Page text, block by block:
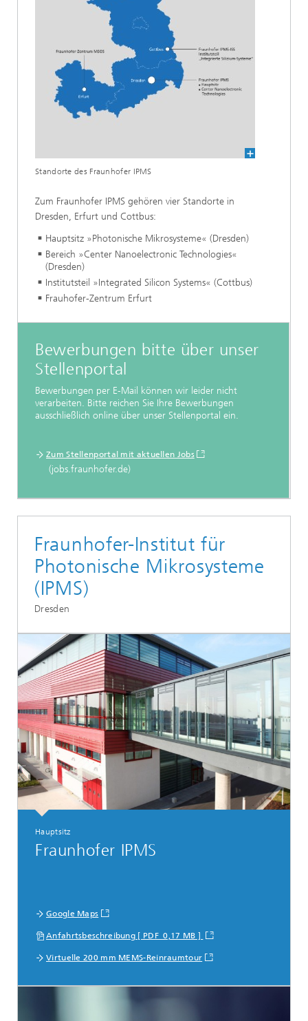
Standorte des Fraunhofer IPMS
Zum Fraunhofer IPMS gehören vier Standorte in
Dresden, Erfurt und Cottbus:
Hauptsitz »Photonische Mikrosysteme« (Dresden)
Bereich »Center Nanoelectronic Technologies«
(Dresden)
Institutsteil »Integrated Silicon Systems« (Cottbus)
Frauhofer-Zentrum Erfurt
Bewerbungen bitte über unser
Stellenportal
Bewerbungen per E-Mail können wir leider nicht
verarbeiten. Bitte reichen Sie Ihre Bewerbungen
ausschließlich online über unser Stellenportal ein.
Zum Stellenportal mit aktuellen Jobs
(jobs.fraunhofer.de)
Fraunhofer-Institut für
Photonische Mikrosysteme
(IPMS)
Dresden
Hauptsitz
Fraunhofer IPMS
Google Maps
Anfahrtsbeschreibung [ PDF 0,17 MB ]
Virtuelle 200 mm MEMS-Reinraumtour